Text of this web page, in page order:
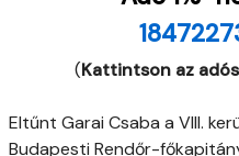
(Kattintson az
Eltűnt Garai Csaba a VIII.
Budapesti Rendőr-